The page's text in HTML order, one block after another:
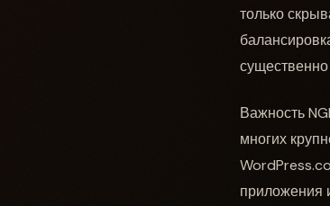
только
Важность
многих
приложения